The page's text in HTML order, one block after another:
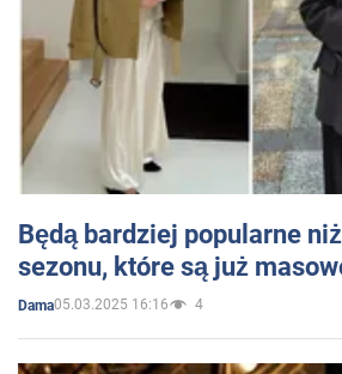
Będą bardziej popularne
sezonu, które są już
Dama05.03.2025 16:16 4